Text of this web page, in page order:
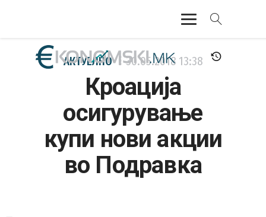
АКТУЕЛНО
ЕКОНОМИЈА
ФИНАНСИИ
БАНКАРСТВО
ЖИВОТ
АКТУЕЛНО 30.05.2018 13:38
Кроација
осигурување
купи нови акции
во Подравка